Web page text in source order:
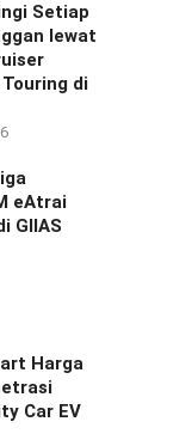
Setiap
lewat
di
eAtrai
GIIAS
Harga
Car EV